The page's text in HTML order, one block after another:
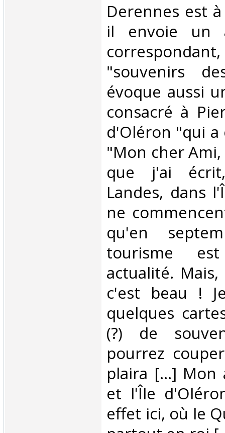
‎Derennes est
il envoie un
"souvenirs
évoque aussi
consacré à
d'Oléron "qui
"Mon cher
que j'ai
Landes, dans
ne
qu'en
tourisme
actualité.
c'est beau !
quelques
(?) de
pourrez
plaira [...]
et l'Île
effet ici, où le